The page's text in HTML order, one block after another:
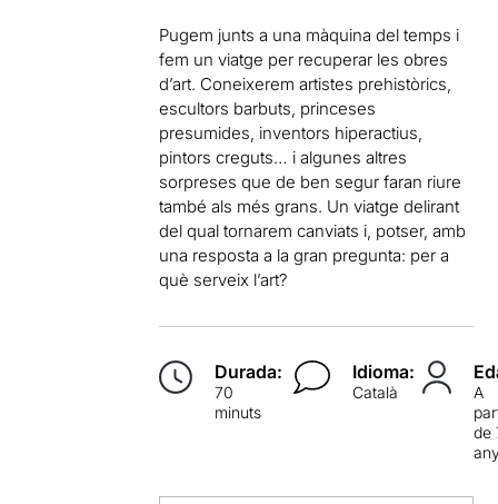
Pugem junts a una màquina del temps i
fem un viatge per recuperar les obres
d’art. Coneixerem artistes prehistòrics,
escultors barbuts, princeses
presumides, inventors hiperactius,
pintors creguts… i algunes altres
sorpreses que de ben segur faran riure
també als més grans. Un viatge delirant
del qual tornarem canviats i, potser, amb
una resposta a la gran pregunta: per a
què serveix l’art?
Durada:
70
minuts
Idioma:
Català
A
de